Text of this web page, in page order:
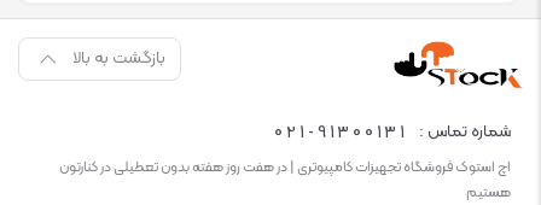
بازگشت به بالا
شماره تماس : 021-91300131
اچ استوک فروشگاه تجهیزات کامپیوتری | در هفت روز هفته بدون تعطیلی در کنارتون
هستیم